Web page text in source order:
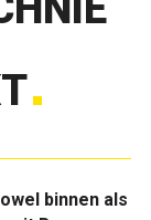
binnen als